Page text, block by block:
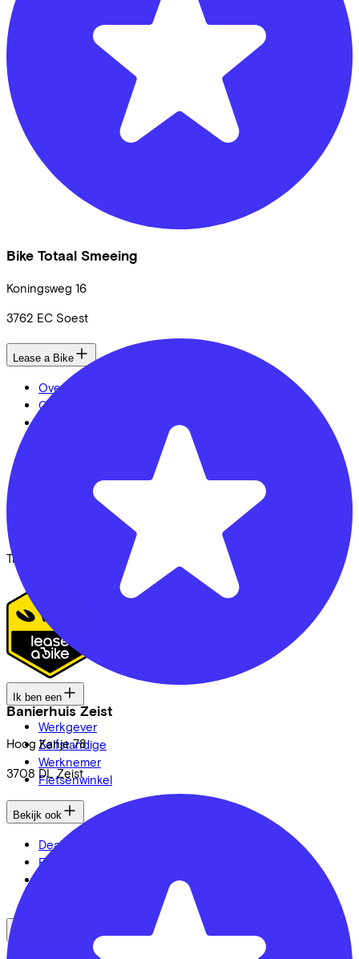
Bike Totaal Smeeing
Koningsweg 16
3762 EC Soest
Banierhuis Zeist
Hoog Kanje 78
3708 DL Zeist
Lease a Bike
Over ons
Onze collega's
Security & Privacy
Trotse partner van
Ik ben een
Werkgever
Zelfstandige
Werknemer
Fietsenwinkel
Bekijk ook
Dealer locator
Fiets leasen? Bereken je kosten